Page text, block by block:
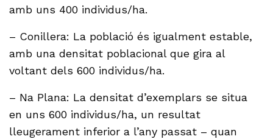
amb uns 400 individus/ha.
– Conillera: La població és igualment estable,
amb una densitat poblacional que gira al
voltant dels 600 individus/ha.
– Na Plana: La densitat d’exemplars se situa
en uns 600 individus/ha, un resultat
lleugerament inferior a l’any passat – quan